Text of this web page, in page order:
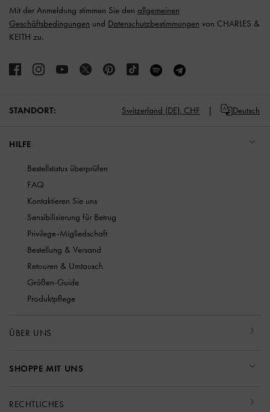
Mit der Anmeldung stimmen Sie den allgemeinen
Geschäftsbedingungen und Datenschutzbestimmungen von CHARLES &
KEITH zu.
STANDORT: Switzerland (DE), CHF Deutsch
HILFE
Bestellstatus überprüfen
FAQ
Kontaktieren Sie uns
Sensibilisierung für Betrug
Privilege-Migliedschaft
Bestellung & Versand
Retouren & Umtausch
Größen-Guide
Produktpflege
ÜBER UNS
SHOPPE MIT UNS
RECHTLICHES